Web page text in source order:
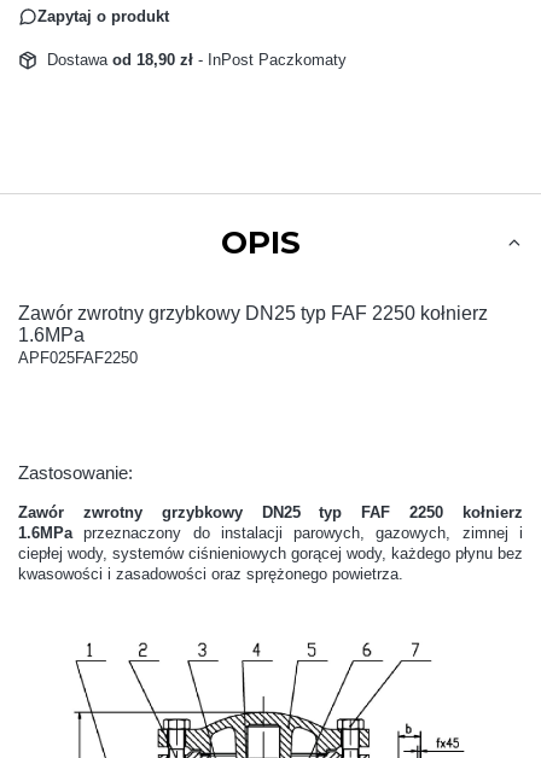
Zapytaj o produkt
Dostawa od 18,90 zł - InPost Paczkomaty
OPIS
Zawór zwrotny grzybkowy DN25 typ FAF 2250 kołnierz
1.6MPa
APF025FAF2250
Zastosowanie:
Zawór zwrotny grzybkowy DN25 typ FAF 2250 kołnierz
1.6MPaprzeznaczony do instalacji parowych, gazowych, zimnej i
ciepłej wody, systemów ciśnieniowych gorącej wody, każdego płynu bez
kwasowości i zasadowości oraz sprężonego powietrza.